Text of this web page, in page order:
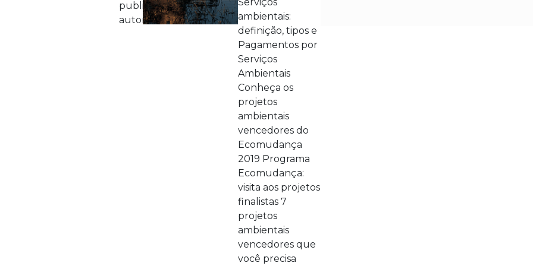
publicações
autorais
ambientais:
definição, tipos e
Pagamentos por
Serviços
Ambientais
Conheça os
projetos
ambientais
vencedores do
Ecomudança
2019 Programa
Ecomudança:
visita aos projetos
finalistas 7
projetos
ambientais
vencedores que
você precisa